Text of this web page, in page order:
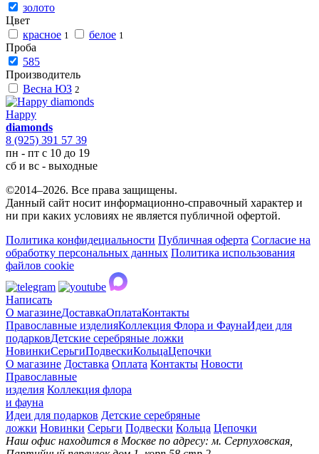
золото
Цвет
красное 1 белое 1
Проба
585
Производитель
Весна ЮЗ 2
Happy
diamonds
8 (925) 391 57 39
пн - пт с 10 до 19
сб и вс - выходные
©2014–2026. Все права защищены.
Данный сайт носит информационно-справочный характер и
ни при каких условиях не является публичной офертой.
Политика конфидециальности Публичная оферта Согласие на
обработку персональных данных Политика использования
файлов cookie
Написать
О магазинеДоставкаОплатаКонтакты
Православные изделияКоллекция Флора и ФаунаИдеи для
подарковДетские серебряные ложки
НовинкиСерьгиПодвескиКольцаЦепочки
О магазине Доставка Оплата Контакты Новости
Православные
изделия Коллекция флора
и фауна
Идеи для подарков Детские серебряные
ложки Новинки Серьги Подвески Кольца Цепочки
Наш офис находится в Москве по адресу: м. Серпуховская,